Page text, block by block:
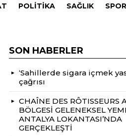
POLITIKA SAĞLIK
SON HABERLER
‘Sahillerde sigara içmek
çağrısı
CHAÎNE DES RÔTISSEURS
BÖLGESİ GELENEKSEL
ANTALYA LOKANTASI’NDA
GERÇEKLEŞTİ